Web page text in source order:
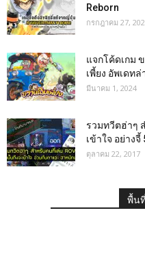
Reborn
กรกฎาคม 27,
แจกโค้ดเกม
เพี้ยง อัพเดทล่
มีนาคม 1, 2024
รวมทวีตฮ่าๆ
เข้าใจ อย่างจี้
ตุลาคม 22, 2017
พื้น